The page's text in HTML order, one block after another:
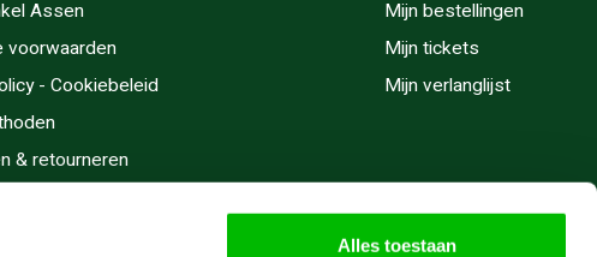
Alles toestaan
Assen
voorwaarden
- Cookiebeleid
& retourneren
Mijn bestellingen
Mijn tickets
Mijn verlanglijst